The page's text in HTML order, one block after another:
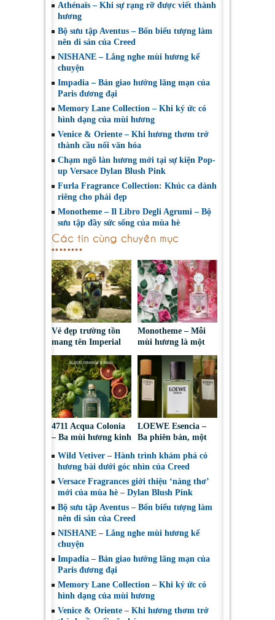
Athénaïs – Khi sự rạng rỡ được viết thành
hương
Bộ sưu tập Aventus – Bốn biểu tượng làm
nên di sản của Creed
NISHANE – Lắng nghe mùi hương kể
chuyện
Impadia – Bản giao hưởng lãng mạn của
Paris đương đại
Memory Lane Collection – Khi ký ức có
hình dạng của mùi hương
Venice & Oriente – Khi hương thơm trở
thành cầu nối văn hóa
Chạm ngõ làn hương mới tại sự kiện Pop-
up Versace Dylan Blush Pink
Furla Fragrance Collection: Khúc ca dành
riêng cho phái đẹp
Monotheme – Il Libro Degli Agrumi – Bộ
sưu tập đầy sức sống của mùa hè
Các tin cùng chuyên mục
Vẻ đẹp trường tồn
mang tên Imperial
Emerald
Monotheme – Mỗi
mùi hương là một
chân dung cảm xúc
4711 Acqua Colonia
– Ba mùi hương kinh
nắng ấm
LOEWE Esencia –
Ba phiên bản, một
vượt thời gian
Wild Vetiver – Hành trình khám phá cỏ
hương bài dưới góc nhìn của Creed
Versace Fragrances giới thiệu ‘nàng thơ’
mới của mùa hè – Dylan Blush Pink
Bộ sưu tập Aventus – Bốn biểu tượng làm
nên di sản của Creed
NISHANE – Lắng nghe mùi hương kể
chuyện
Impadia – Bản giao hưởng lãng mạn của
Paris đương đại
Memory Lane Collection – Khi ký ức có
hình dạng của mùi hương
Venice & Oriente – Khi hương thơm trở